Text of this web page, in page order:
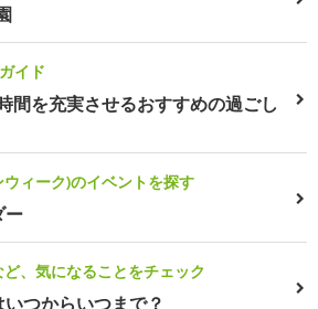
イド
間を充実させるおすすめの過ごし
ィーク)のイベントを探す
ー
、気になることをチェック
つからいつまで？